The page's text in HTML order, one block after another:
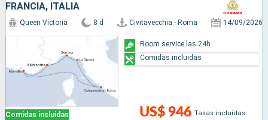
FRANCIA, ITALIA
Comidas incluidas
Queen Victoria 8 d Civitavecchia - Roma 14/09/2026
US$ 946 Tasas incluidas
Room service las 24h
Comidas incluidas